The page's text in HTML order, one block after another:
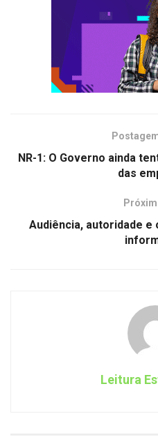
NR-1: O Governo ainda
das
Audiência, autoridade e
Leitura